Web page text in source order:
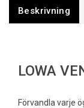
Beskrivning
LOWA
Förvandla varje